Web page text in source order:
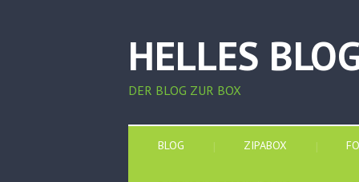
HELLES
DER BLOG ZUR BOX
BLOG ZIPABOX